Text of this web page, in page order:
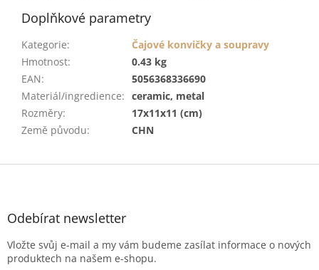
Doplňkové parametry
Kategorie:
Čajové konvičky a soupravy
Hmotnost:
0.43 kg
EAN:
5056368336690
Materiál/ingredience: ceramic, metal
Rozměry:
17x11x11 (cm)
Země původu: CHN
Z
Odebírat newsletter
Vložte svůj e-mail a my vám budeme zasílat informace o nových
produktech na našem e-shopu.